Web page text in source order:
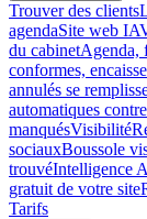
Trouver des clients
agendaSite web IA
du cabinetAgenda,
conformes,
annulés se
automatiques
manquésVisibilité
sociauxBoussole
trouvéIntelligence
gratuit de votre site
Tarifs